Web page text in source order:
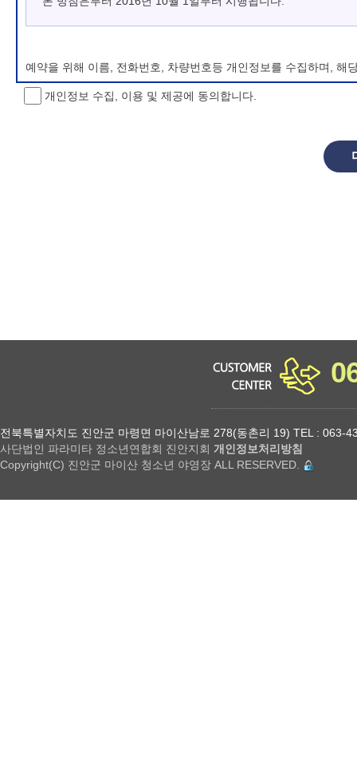
예약을 위해 이름, 전화번호, 차량번호등 개인정보를 수집하며, 해
개인정보 처리방침 변경
개인정보 수집, 이용 및 제공에 동의합니다.
전북특별자치도 진안군 마령면 마이산남로 278(동촌리 19) TEL : 063-
사단법인 파라미타 정소년연합회 진안지회 개인정보처리방침
Copyright(C) 진안군 마이산 청소년 야영장 ALL RESERVED.